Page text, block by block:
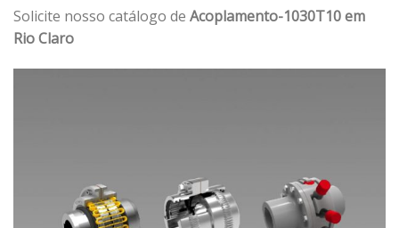
Solicite nosso catálogo de Acoplamento-1030T10 em
Rio Claro